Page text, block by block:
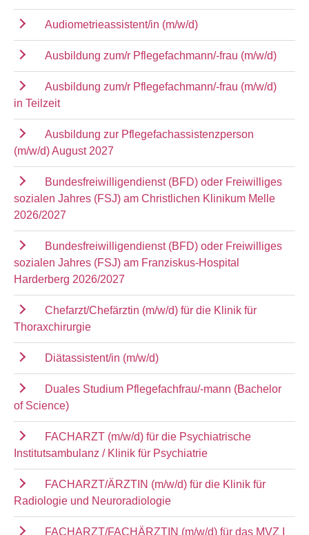
Audiometrieassistent/in (m/w/d)
Ausbildung zum/r Pflegefachmann/-frau (m/w/d)
Ausbildung zum/r Pflegefachmann/-frau (m/w/d)
in Teilzeit
Ausbildung zur Pflegefachassistenzperson
(m/w/d) August 2027
Bundesfreiwilligendienst (BFD) oder Freiwilliges
sozialen Jahres (FSJ) am Christlichen Klinikum Melle
2026/2027
Bundesfreiwilligendienst (BFD) oder Freiwilliges
sozialen Jahres (FSJ) am Franziskus-Hospital
Harderberg 2026/2027
Chefarzt/Chefärztin (m/w/d) für die Klinik für
Thoraxchirurgie
Diätassistent/in (m/w/d)
Duales Studium Pflegefachfrau/-mann (Bachelor
of Science)
FACHARZT (m/w/d) für die Psychiatrische
Institutsambulanz / Klinik für Psychiatrie
FACHARZT/ÄRZTIN (m/w/d) für die Klinik für
Radiologie und Neuroradiologie
FACHARZT/FACHÄRZTIN (m/w/d) für das MVZ I